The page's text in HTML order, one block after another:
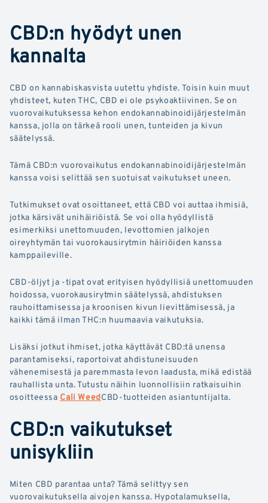
CBD:n hyödyt unen
kannalta
CBD on kannabiskasvista uutettu yhdiste. Toisin kuin muut
yhdisteet, kuten THC, CBD ei ole psykoaktiivinen. Se on
vuorovaikutuksessa kehon endokannabinoidijärjestelmän
kanssa, jolla on tärkeä rooli unen, tunteiden ja kivun
säätelyssä.
Tämä CBD:n vuorovaikutus endokannabinoidijärjestelmän
kanssa voisi selittää sen suotuisat vaikutukset uneen.
Tutkimukset ovat osoittaneet, että CBD voi auttaa ihmisiä,
jotka kärsivät unihäiriöistä. Se voi olla hyödyllistä
esimerkiksi unettomuuden, levottomien jalkojen
oireyhtymän tai vuorokausirytmin häiriöiden kanssa
kamppaileville.
CBD-öljyt ja -tipat ovat erityisen hyödyllisiä unettomuuden
hoidossa, vuorokausirytmin säätelyssä, ahdistuksen
rauhoittamisessa ja kroonisen kivun lievittämisessä, ja
kaikki tämä ilman THC:n huumaavia vaikutuksia.
Lisäksi jotkut ihmiset, jotka käyttävät CBD:tä unensa
parantamiseksi, raportoivat ahdistuneisuuden
vähenemisestä ja paremmasta levon laadusta, mikä edistää
rauhallista unta. Tutustu näihin luonnollisiin ratkaisuihin
osoitteessa Cali WeedCBD-tuotteiden asiantuntijalta.
CBD:n vaikutukset
unisykliin
Miten CBD parantaa unta? Tämä selittyy sen
vuorovaikutuksella aivojen kanssa. Hypotalamuksella,